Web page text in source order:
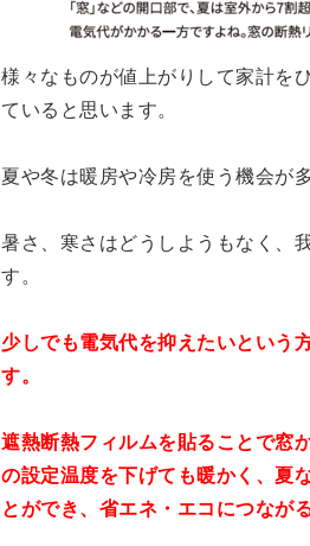
様々なものが値上がりして家計を
ていると思います。
夏や冬は暖房や冷房を使う機会が
暑さ、寒さはどうしようもなく、
す。
少しでも電気代を抑えたいという
す。
遮熱断熱フィルムを貼ることで
の設定温度を下げても暖かく、夏
とができ、省エネ・エコにつなが